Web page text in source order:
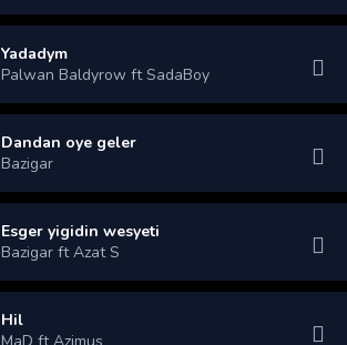
Yadadym
Palwan Baldyrow ft SadaBoy
Dandan oye geler
Bazigar
Esger yigidin wesyeti
Bazigar ft Azat S
Hil
MaD ft Azimus